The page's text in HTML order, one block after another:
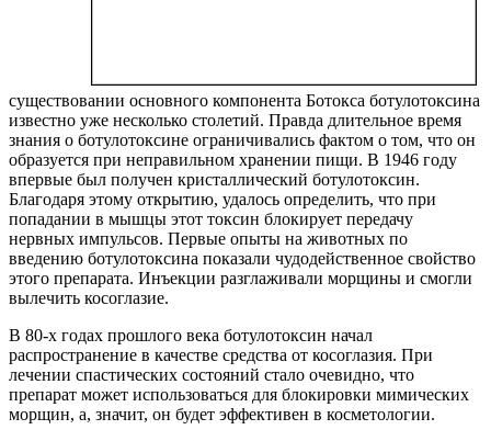
существовании основного компонента Ботокса ботулотоксина
известно уже несколько столетий. Правда длительное время
знания о ботулотоксине ограничивались фактом о том, что он
образуется при неправильном хранении пищи. В 1946 году
впервые был получен кристаллический ботулотоксин.
Благодаря этому открытию, удалось определить, что при
попадании в мышцы этот токсин блокирует передачу
нервных импульсов. Первые опыты на животных по
введению ботулотоксина показали чудодейственное свойство
этого препарата. Инъекции разглаживали морщины и смогли
вылечить косоглазие.
В 80-х годах прошлого века ботулотоксин начал
распространение в качестве средства от косоглазия. При
лечении спастических состояний стало очевидно, что
препарат может использоваться для блокировки мимических
морщин, а, значит, он будет эффективен в косметологии.